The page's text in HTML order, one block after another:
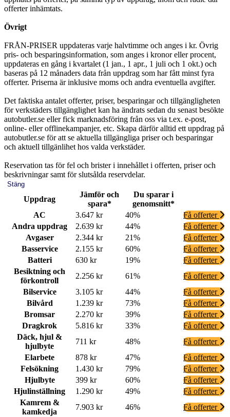
offerter inhämtats.
Övrigt
FRÅN-PRISER uppdateras varje halvtimme och anges i kr. Övrig
pris- och besparingsinformation, som anges i kronor eller procent,
uppdateras en gång i kvartalet (1 jan., 1 apr., 1 juli och 1 okt.) och
baseras på 12 månaders data från uppdrag som har fått minst fyra
offerter. Priserna är inklusive moms och andra eventuella avgifter.
Det faktiska antalet offerter, priser, besparingar och tillgängligheten
för verkstäders tillgänglighet kan ha ändrats sedan du senast besökte
autobutler.se eller fick marknadsföring från oss via t.ex. e-post,
online- eller offlinekampanjer, etc. Skapa därför alltid ett uppdrag på
autobutler.se för att se aktuella tillgängliga priser och besparingar
och aktuell tillgänlihet hos valda verkstäder.
Reservation tas för fel och brister i innehållet i offerten, priser och
beskrivningar samt för slutsålda reservdelar.
Stäng
Uppdrag
Jämför och
spara*
Du sparar i
genomsnitt*
AC
3.647 kr 40%
Få offerter
Andra uppdrag
2.639 kr 44%
Få offerter
Avgaser
2.344 kr 21%
Få offerter
Basservice
2.155 kr 60%
Få offerter
Batteri
630 kr 19%
Få offerter
Besiktning och
förkontroll
2.256 kr 61%
Få offerter
Bilservice
3.105 kr 44%
Få offerter
Bilvård
1.239 kr 73%
Få offerter
Bromsar
2.270 kr 39%
Få offerter
Dragkrok
5.816 kr 33%
Få offerter
Däck, hjul &
hjulbyte
711 kr 48%
Få offerter
Elarbete
878 kr 47%
Få offerter
Felsökning
1.430 kr 79%
Få offerter
Hjulbyte
399 kr 60%
Få offerter
Hjulinställning
1.290 kr 49%
Få offerter
Kamrem &
kamkedja
7.903 kr 46%
Få offerter